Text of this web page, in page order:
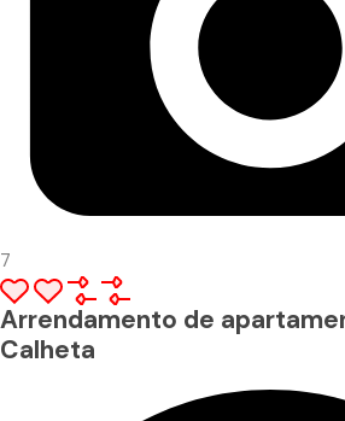
7
Arrendamento de
Calheta